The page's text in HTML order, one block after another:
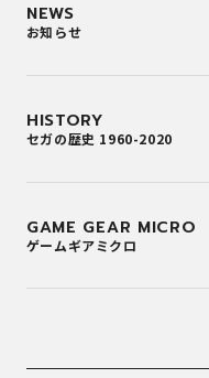
NEWS
お知らせ
HISTORY
セガの歴史 1960-2020
GAME GEAR MICRO
ゲームギアミクロ